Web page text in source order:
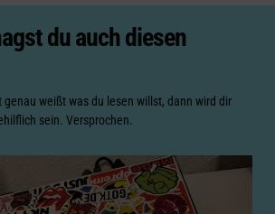
du auch diesen
genau weißt was du lesen willst, dann wird dir
sein. Versprochen.